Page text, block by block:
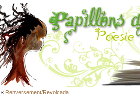
« Renversement/Revolcada